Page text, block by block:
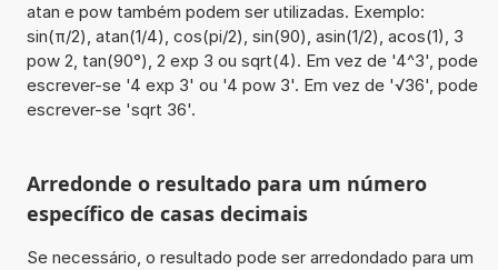
atan e pow também podem ser utilizadas. Exemplo:
sin(π/2), atan(1/4), cos(pi/2), sin(90), asin(1/2), acos(1), 3
pow 2, tan(90°), 2 exp 3 ou sqrt(4). Em vez de '4^3', pode
escrever-se '4 exp 3' ou '4 pow 3'. Em vez de '√36', pode
escrever-se 'sqrt 36'.
Arredonde o resultado para um número
específico de casas decimais
Se necessário, o resultado pode ser arredondado para um